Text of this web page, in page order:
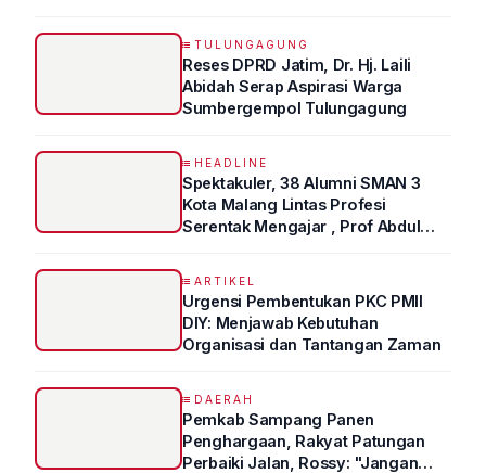
TULUNGAGUNG
Reses DPRD Jatim, Dr. Hj. Laili
Abidah Serap Aspirasi Warga
Sumbergempol Tulungagung
HEADLINE
Spektakuler, 38 Alumni SMAN 3
Kota Malang Lintas Profesi
Serentak Mengajar , Prof Abdul
ARTIKEL
Urgensi Pembentukan PKC PMII
DIY: Menjawab Kebutuhan
Organisasi dan Tantangan Zaman
DAERAH
Pemkab Sampang Panen
Penghargaan, Rakyat Patungan
Perbaiki Jalan, Rossy: "Jangan